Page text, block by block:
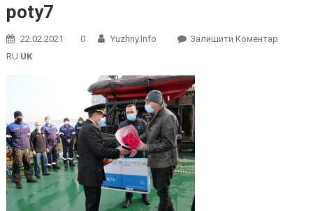
poty7
22.02.2021 0 Yuzhny.info Залишити КоментарOn
RU UK